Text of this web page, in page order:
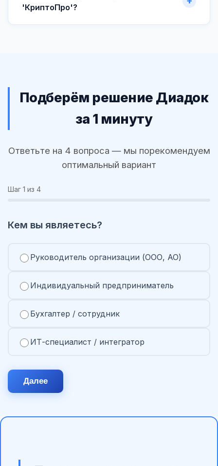
'КриптоПро'?
Подберём решение Диадок
за 1 минуту
Ответьте на 4 вопроса — мы порекомендуем
оптимальный вариант
Шаг 1 из 4
Кем вы являетесь?
Руководитель организации (ООО, АО)
Индивидуальный предприниматель
Бухгалтер / сотрудник
ИТ-специалист / интегратор
Далее